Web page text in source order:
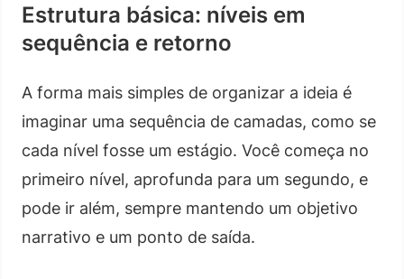
Estrutura básica: níveis em
sequência e retorno
A forma mais simples de organizar a ideia é
imaginar uma sequência de camadas, como se
cada nível fosse um estágio. Você começa no
primeiro nível, aprofunda para um segundo, e
pode ir além, sempre mantendo um objetivo
narrativo e um ponto de saída.